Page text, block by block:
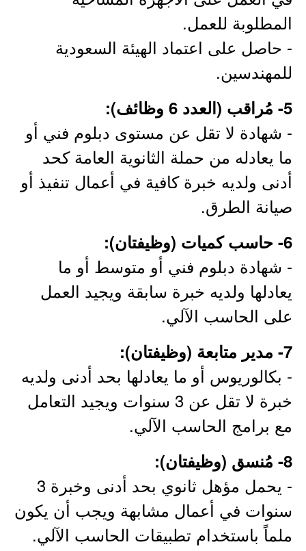
المطلوبة للعمل.
- حاصل على اعتماد الهيئة السعودية
للمهندسين.
5- مُراقب (العدد 6 وظائف):
- شهادة لا تقل عن مستوى دبلوم فني أو
ما يعادله من حملة الثانوية العامة كحد
أدنى ولديه خبرة كافية في أعمال تنفيذ أو
صيانة الطرق.
6- حاسب كميات (وظيفتان):
- شهادة دبلوم فني أو متوسط أو ما
يعادلها ولديه خبرة سابقة ويجيد العمل
على الحاسب الآلي.
7- مدير متابعة (وظيفتان):
- بكالوريوس أو ما يعادلها بحد أدنى ولديه
خبرة لا تقل عن 3 سنوات ويجيد التعامل
مع برامج الحاسب الآلي.
8- مُنسق (وظيفتان):
- يحمل مؤهل ثانوي بحد أدنى وخبرة 3
سنوات في أعمال مشابهة ويجب أن يكون
ملماً باستخدام تطبيقات الحاسب الآلي.